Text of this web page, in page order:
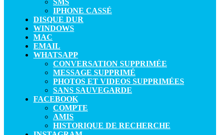
SMS
IPHONE CASSÉ
DISQUE DUR
WINDOWS
MAC
EMAIL
WHATSAPP
CONVERSATION SUPPRIMÉE
MESSAGE SUPPRIMÉ
PHOTOS ET VIDEOS SUPPRIMÉES
SANS SAUVEGARDE
FACEBOOK
COMPTE
AMIS
HISTORIQUE DE RECHERCHE